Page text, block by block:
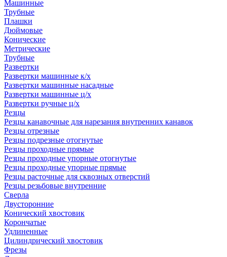
Машинные
Трубные
Плашки
Дюймовые
Конические
Метрические
Трубные
Развертки
Развертки машинные к/х
Развертки машинные насадные
Развертки машинные ц/х
Развертки ручные ц/х
Резцы
Резцы канавочные для нарезания внутренних канавок
Резцы отрезные
Резцы подрезные отогнутые
Резцы проходные прямые
Резцы проходные упорные отогнутые
Резцы проходные упорные прямые
Резцы расточные для сквозных отверстий
Резцы резьбовые внутренние
Сверла
Двусторонние
Конический хвостовик
Корончатые
Удлиненные
Цилиндрический хвостовик
Фрезы